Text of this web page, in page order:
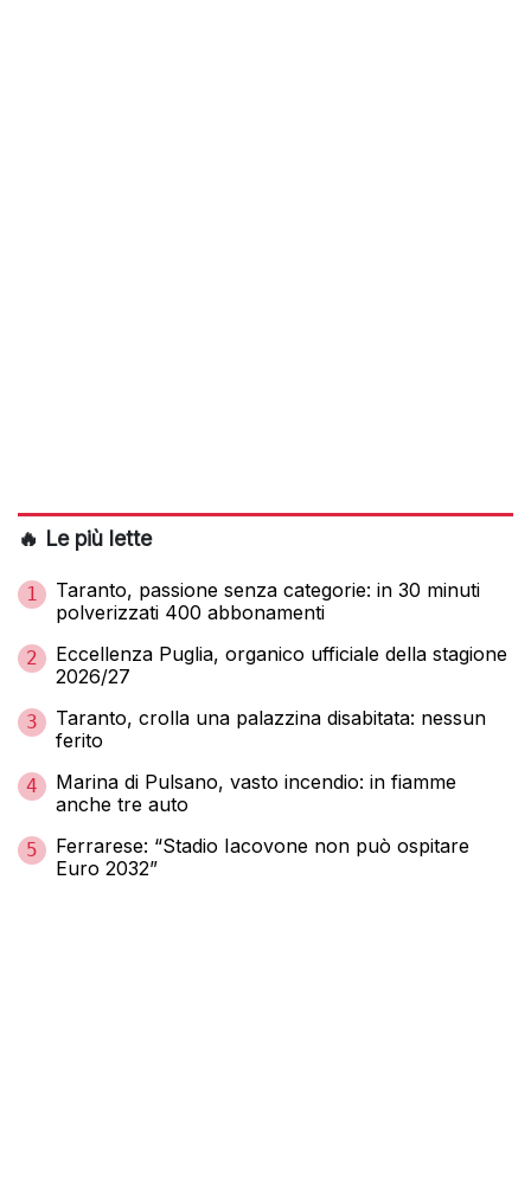
🔥 Le più lette
1
Taranto, passione senza categorie: in 30 minuti
polverizzati 400 abbonamenti
2
Eccellenza Puglia, organico ufficiale della stagione
2026/27
3
Taranto, crolla una palazzina disabitata: nessun
ferito
4
Marina di Pulsano, vasto incendio: in fiamme
anche tre auto
5
Ferrarese: “Stadio Iacovone non può ospitare
Euro 2032”